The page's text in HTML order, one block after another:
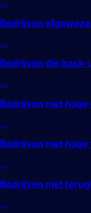
→
Bedrijven
→
Bedrijven die
→
Bedrijven met
→
Bedrijven met
→
Bedrijven met
→